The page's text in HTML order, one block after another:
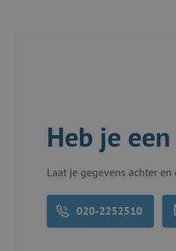
Heb je
Laat je gegevens achter
020-2252510